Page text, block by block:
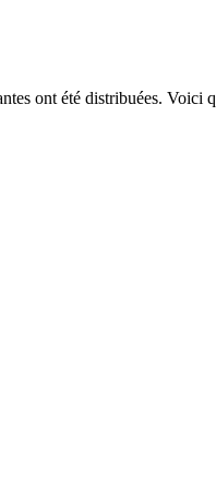
ont été distribuées. Voici